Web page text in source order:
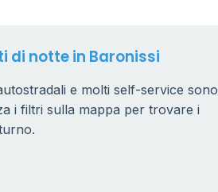
di notte in Baronissi
e molti self-service sono
i filtri sulla mappa per trovare i